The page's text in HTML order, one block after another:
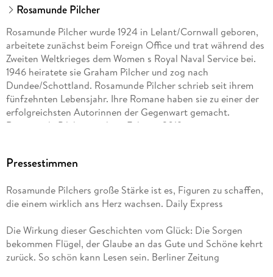
Rosamunde Pilcher
Rosamunde Pilcher wurde 1924 in Lelant/Cornwall geboren,
arbeitete zunächst beim Foreign Office und trat während des
Zweiten Weltkrieges dem Women s Royal Naval Service bei.
1946 heiratete sie Graham Pilcher und zog nach
Dundee/Schottland. Rosamunde Pilcher schrieb seit ihrem
fünfzehnten Lebensjahr. Ihre Romane haben sie zu einer der
erfolgreichsten Autorinnen der Gegenwart gemacht.
Rosamunde Pilcher starb im Februar 2019.
Pressestimmen
Rosamunde Pilchers große Stärke ist es, Figuren zu schaffen,
die einem wirklich ans Herz wachsen. Daily Express
Die Wirkung dieser Geschichten vom Glück: Die Sorgen
bekommen Flügel, der Glaube an das Gute und Schöne kehrt
zurück. So schön kann Lesen sein. Berliner Zeitung